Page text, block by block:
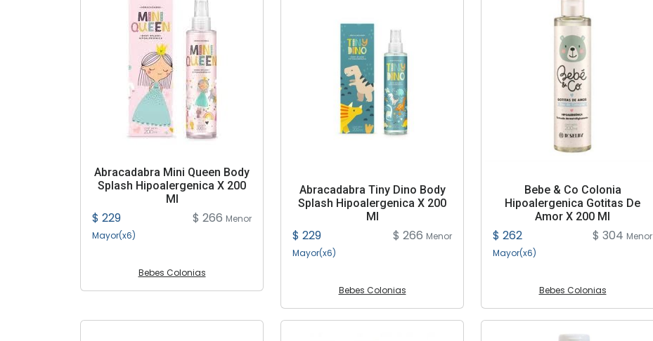
Abracadabra Mini Queen Body
Splash Hipoalergenica X 200
Ml
$ 229
Mayor(x6)
$ 266 Menor
Bebes Colonias
Abracadabra Tiny Dino Body
Splash Hipoalergenica X 200
Ml
$ 229
Mayor(x6)
$ 266 Menor
Bebes Colonias
Bebe & Co Colonia
Hipoalergenica Gotitas De
Amor X 200 Ml
$ 262
Mayor(x6)
$ 304 Menor
Bebes Colonias